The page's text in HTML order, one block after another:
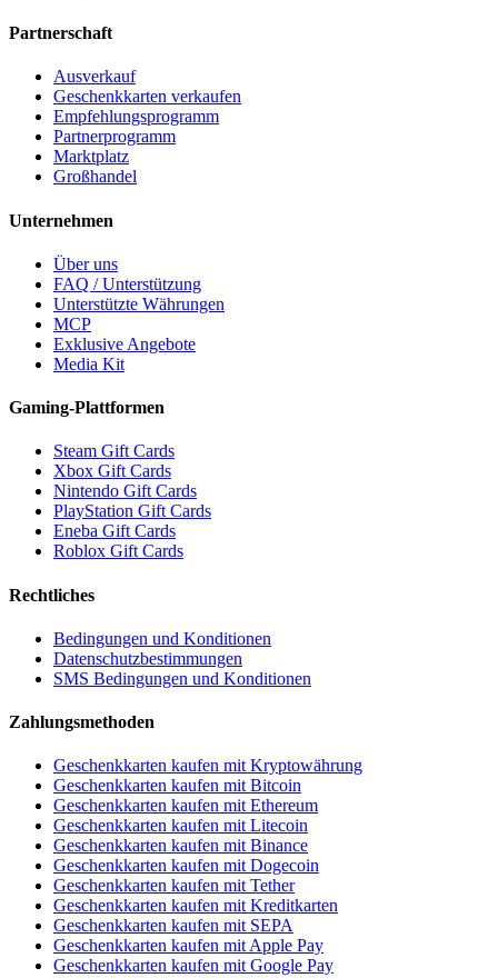
Partnerschaft
Ausverkauf
Geschenkkarten verkaufen
Empfehlungsprogramm
Partnerprogramm
Marktplatz
Großhandel
Unternehmen
Über uns
FAQ / Unterstützung
Unterstützte Währungen
MCP
Exklusive Angebote
Media Kit
Gaming-Plattformen
Steam Gift Cards
Xbox Gift Cards
Nintendo Gift Cards
PlayStation Gift Cards
Eneba Gift Cards
Roblox Gift Cards
Rechtliches
Bedingungen und Konditionen
Datenschutzbestimmungen
SMS Bedingungen und Konditionen
Zahlungsmethoden
Geschenkkarten kaufen mit Kryptowährung
Geschenkkarten kaufen mit Bitcoin
Geschenkkarten kaufen mit Ethereum
Geschenkkarten kaufen mit Litecoin
Geschenkkarten kaufen mit Binance
Geschenkkarten kaufen mit Dogecoin
Geschenkkarten kaufen mit Tether
Geschenkkarten kaufen mit Kreditkarten
Geschenkkarten kaufen mit SEPA
Geschenkkarten kaufen mit Apple Pay
Geschenkkarten kaufen mit Google Pay